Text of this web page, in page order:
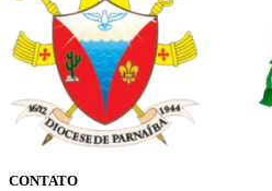
CONTATO